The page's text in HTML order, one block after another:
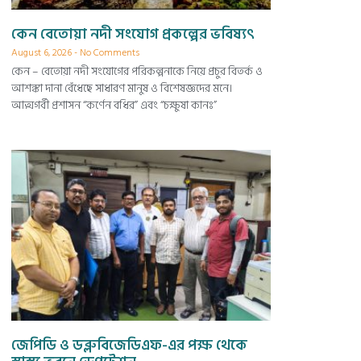
কেন বেতোয়া নদী সংযোগ প্রকল্পের ভবিষ্যৎ
August 6, 2026 No Comments
কেন – বেতোয়া নদী সংযোগের পরিকল্পনাকে নিয়ে প্রচুর বিতর্ক ও
আশঙ্কা দানা বেঁধেছে সাধারণ মানুষ ও বিশেষজ্ঞদের মনে।
আত্মগর্বী প্রশাসন “কর্ণেন বধির” এবং “চক্ষুষা কানঃ”
জেপিডি ও ডব্লুবিজেডিএফ-এর পক্ষ থেকে